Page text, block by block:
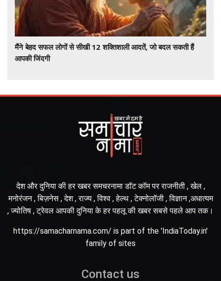
मैंने बेहद सफल लोगों से सीखी 12 शक्तिशाली आदतें, जो बदल सकती हैं
आपकी जिंदगी
देश और दुनिया की हर खबर समचरनामा डॉट कॉम पर राजनीती , खेल ,
मनोरंजन , बिज़नेस , देश , राज्य , विश्व , हेल्थ , टेक्नोलॉजी , विज्ञान ,अधात्यम
, ज्योतिष , ट्रेवल आपकी दुनिया के हर पहलू की खबर सबसे पहले आप तक।
https://samacharnama.com/ is part of the 'IndiaToday.in'
family of sites
Contact us